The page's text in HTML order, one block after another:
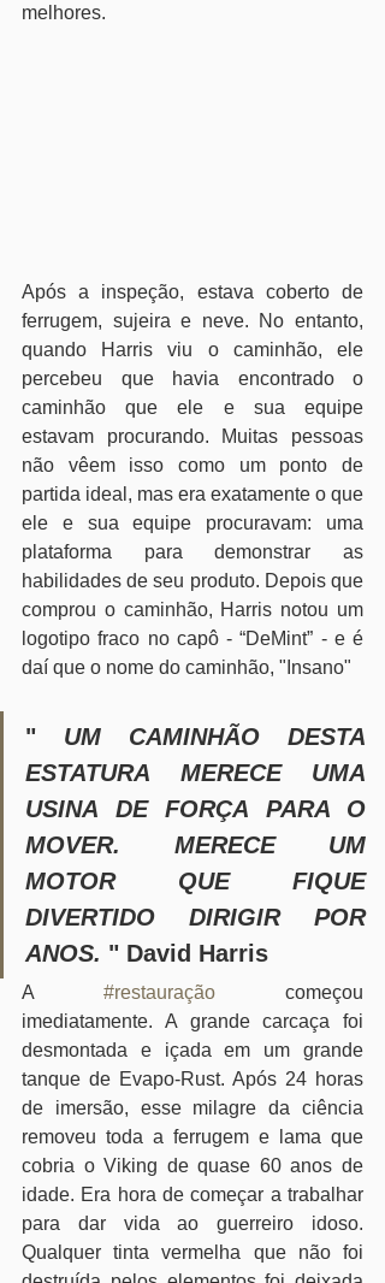
melhores.
Após a inspeção, estava coberto de
ferrugem, sujeira e neve. No entanto,
quando Harris viu o caminhão, ele
percebeu que havia encontrado o
caminhão que ele e sua equipe
estavam procurando. Muitas pessoas
não vêem isso como um ponto de
partida ideal, mas era exatamente o que
ele e sua equipe procuravam: uma
plataforma para demonstrar as
habilidades de seu produto. Depois que
comprou o caminhão, Harris notou um
logotipo fraco no capô - “DeMint” - e é
daí que o nome do caminhão, "Insano"
" UM CAMINHÃO DESTA
ESTATURA MERECE UMA
USINA DE FORÇA PARA O
MOVER. MERECE UM
MOTOR QUE FIQUE
DIVERTIDO DIRIGIR POR
ANOS. " David Harris
A #restauração começou
imediatamente. A grande carcaça foi
desmontada e içada em um grande
tanque de Evapo-Rust. Após 24 horas
de imersão, esse milagre da ciência
removeu toda a ferrugem e lama que
cobria o Viking de quase 60 anos de
idade. Era hora de começar a trabalhar
para dar vida ao guerreiro idoso.
Qualquer tinta vermelha que não foi